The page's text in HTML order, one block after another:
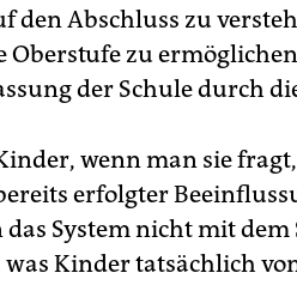
den Abschluss zu
Oberstufe zu
der Schule durch
wenn man sie
erfolgter
System nicht mit dem
was Kinder tatsächlich